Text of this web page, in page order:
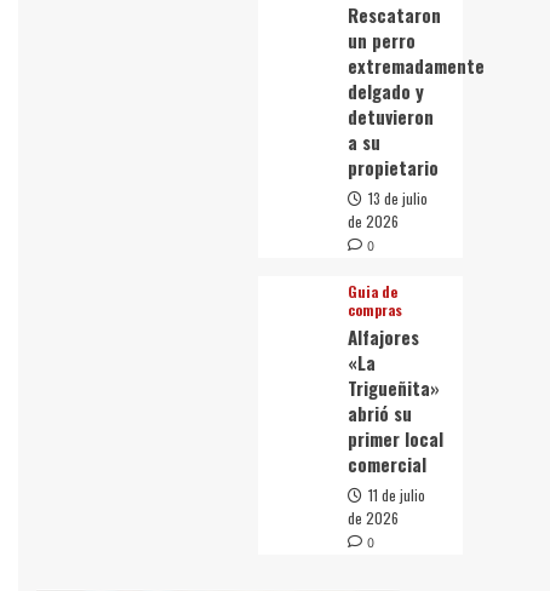
Rescataron
un perro
extremadamente
delgado y
detuvieron
a su
propietario
13 de julio
de 2026
0
Guia de
compras
Alfajores
«La
Trigueñita»
abrió su
primer local
comercial
11 de julio
de 2026
0